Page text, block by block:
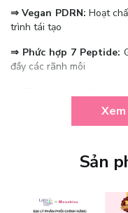
⇒ Vegan PDRN: Hoạt
trình tái tạo
⇒ Phức hợp 7 Peptide:
đầy các rãnh môi
dưỡng ẩm, khóa ẩm và
⇒ Nền công thức chứa
Sản